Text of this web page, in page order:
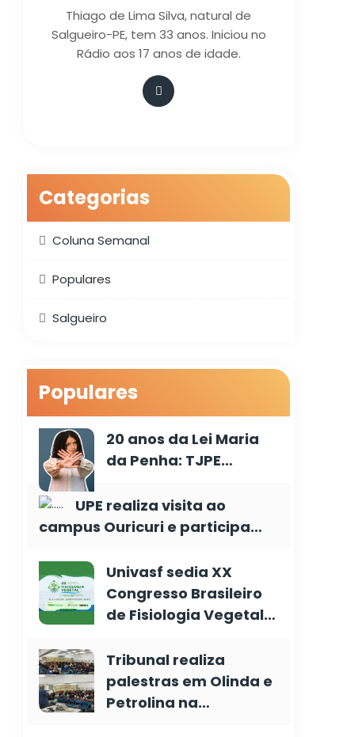
Thiago de Lima Silva, natural de
Salgueiro-PE, tem 33 anos. Iniciou no
Rádio aos 17 anos de idade.
Categorias
Coluna Semanal
Populares
Salgueiro
Populares
20 anos da Lei Maria
da Penha: TJPE…
UPE realiza visita ao
campus Ouricuri e participa…
Univasf sedia XX
Congresso Brasileiro
de Fisiologia Vegetal…
Tribunal realiza
palestras em Olinda e
Petrolina na…